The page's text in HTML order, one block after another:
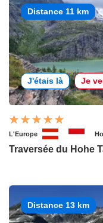
Distance 11 km
J'étais là Je
L'Europe
Traversée du Hohe
Distance 13 km